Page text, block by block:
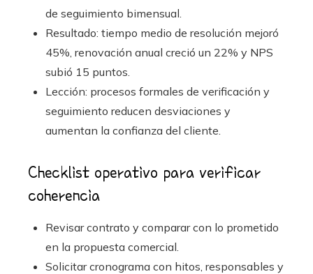
de seguimiento bimensual.
Resultado: tiempo medio de resolución mejoró
45%, renovación anual creció un 22% y NPS
subió 15 puntos.
Lección: procesos formales de verificación y
seguimiento reducen desviaciones y
aumentan la confianza del cliente.
Checklist operativo para verificar
coherencia
Revisar contrato y comparar con lo prometido
en la propuesta comercial.
Solicitar cronograma con hitos, responsables y